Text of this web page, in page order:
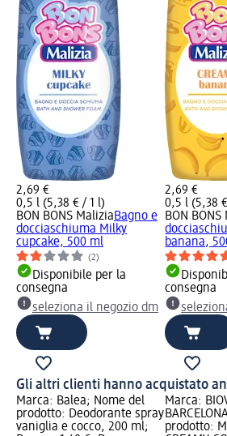
2,69 €
0,5 l (5,38 € / 1 l)
BON BONS MaliziaBagno e
docciaschiuma Milky
cupcake, 500 ml
(2)
Disponibile per la
consegna
seleziona il negozio dm
2,69 €
0,5 l (5,38
BON BONS
banana,
consegna
Gli altri clienti hanno acquistato
Marca: Balea; Nome del
prodotto: Deodorante spray
vaniglia e cocco, 200 ml;
Marca:
prodotto: